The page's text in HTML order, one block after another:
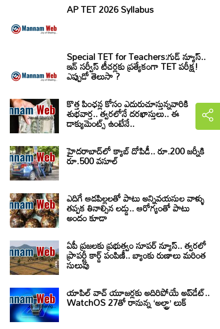
AP TET 2026 Syllabus
Special TET for Teachers:గుడ్ న్యూస్..
ఇన్ సర్వీస్ టీచర్లకు ప్రత్యేకంగా TET పరీక్ష!
ఎప్పుడో తెలుసా ?
కొత్త పింఛన్ల కోసం ఎదురుచూస్తున్నవారికి
శుభవార్త.. త్వరలోనే దరఖాస్తులు.. ఈ
డాక్యుమెంట్స్ ఉంటేనే..
హైదరాబాద్‌లో క్యాబ్‌ దోపిడీ.. రూ.200 జర్నీకి
రూ.500 వసూల్
ఎదిగే ఆడపిల్లలతో పాటు అన్నివయసుల వాళ్ళు
తప్పక తినాల్సిన లడ్డు.. ఆరోగ్యంతో పాటు
అందం కూడా
ఏపీ ప్రజలకు ప్రభుత్వం సూపర్ న్యూస్.. త్వరలో
ప్రాపర్టీ కార్డ్ పంపిణీ.. బ్యాంకు రుణాలు మరింత
సులువు
యాపిల్ వాచ్ యూజర్లకు అదిరిపోయే అప్‌డేట్..
WatchOS 27తో రానున్న ‘అల్ట్రా’ లుక్